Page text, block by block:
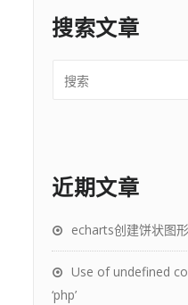
搜索文章
近期文章
echarts创建饼状图
Use of undefined
‘php’